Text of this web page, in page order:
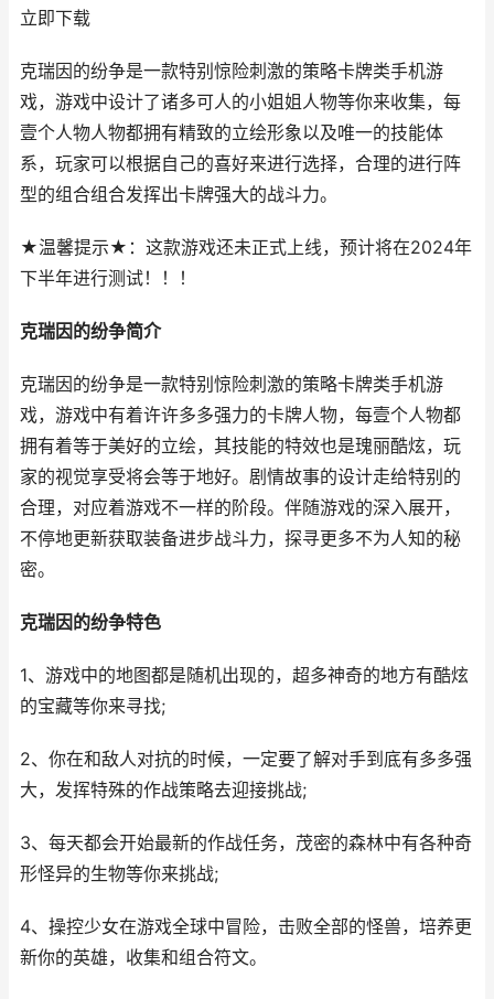
立即下载
克瑞因的纷争是一款特别惊险刺激的策略卡牌类手机游
戏，游戏中设计了诸多可人的小姐姐人物等你来收集，每
壹个人物人物都拥有精致的立绘形象以及唯一的技能体
系，玩家可以根据自己的喜好来进行选择，合理的进行阵
型的组合组合发挥出卡牌强大的战斗力。
★温馨提示★：这款游戏还未正式上线，预计将在2024年
下半年进行测试！！！
克瑞因的纷争简介
克瑞因的纷争是一款特别惊险刺激的策略卡牌类手机游
戏，游戏中有着许许多多强力的卡牌人物，每壹个人物都
拥有着等于美好的立绘，其技能的特效也是瑰丽酷炫，玩
家的视觉享受将会等于地好。剧情故事的设计走给特别的
合理，对应着游戏不一样的阶段。伴随游戏的深入展开，
不停地更新获取装备进步战斗力，探寻更多不为人知的秘
密。
克瑞因的纷争特色
1、游戏中的地图都是随机出现的，超多神奇的地方有酷炫
的宝藏等你来寻找;
2、你在和敌人对抗的时候，一定要了解对手到底有多多强
大，发挥特殊的作战策略去迎接挑战;
3、每天都会开始最新的作战任务，茂密的森林中有各种奇
形怪异的生物等你来挑战;
4、操控少女在游戏全球中冒险，击败全部的怪兽，培养更
新你的英雄，收集和组合符文。